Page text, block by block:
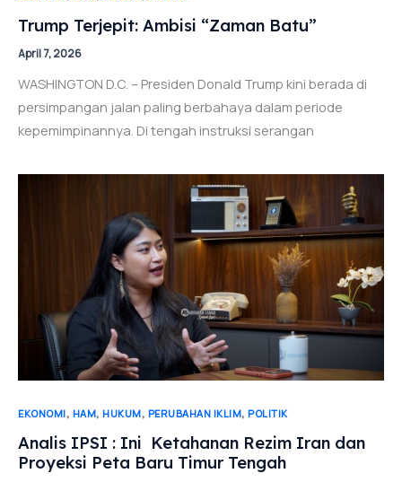
Trump Terjepit: Ambisi “Zaman Batu”
April 7, 2026
WASHINGTON D.C. – Presiden Donald Trump kini berada di
persimpangan jalan paling berbahaya dalam periode
kepemimpinannya. Di tengah instruksi serangan
EKONOMI, HAM, HUKUM, PERUBAHAN IKLIM, POLITIK
Analis IPSI : Ini Ketahanan Rezim Iran dan
Proyeksi Peta Baru Timur Tengah